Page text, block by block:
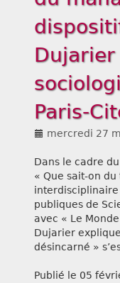
Liens
Dujarier
Paris-
mercredi 27
Dans le cadre
« Que sait-on
interdisciplinaire
publiques de
avec « Le
Dujarier
désincarné »
Publié le 05